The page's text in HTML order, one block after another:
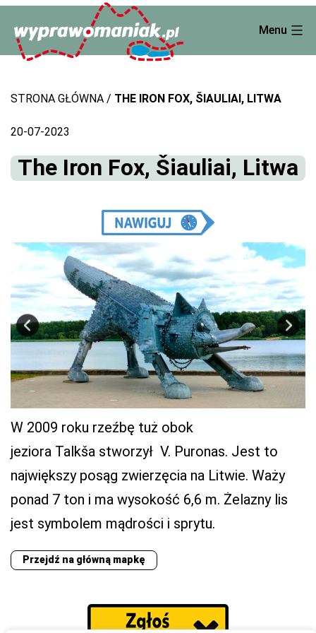
content
Menu
STRONA GŁÓWNA THE IRON FOX, ŠIAULIAI, LITWA
20-07-2023
The Iron Fox, Šiauliai, Litwa
W 2009 roku rzeźbę tuż obok
jeziora Talkša stworzył V. Puronas. Jest to
największy posąg zwierzęcia na Litwie. Waży
ponad 7 ton i ma wysokość 6,6 m. Żelazny lis
jest symbolem mądrości i sprytu.
Przejdź na główną mapkę